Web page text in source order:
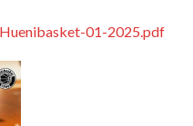
01-2025.pdf